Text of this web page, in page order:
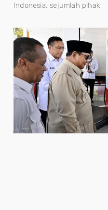
Indonesia, sejumlah pihak